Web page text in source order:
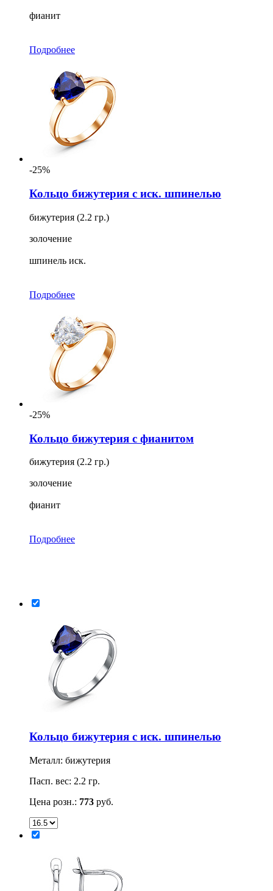
фианит
Подробнее
-25%
Кольцо бижутерия с иск. шпинелью
бижутерия (2.2 гр.)
золочение
шпинель иск.
Подробнее
-25%
Кольцо бижутерия с фианитом
бижутерия (2.2 гр.)
золочение
фианит
Подробнее
Кольцо бижутерия с иск. шпинелью
Металл: бижутерия
Пасп. вес: 2.2 гр.
Цена розн.: 773 руб.